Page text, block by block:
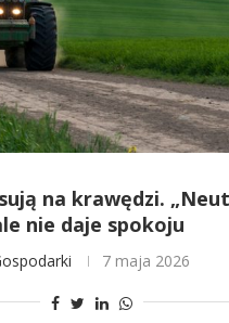
na krawędzi.
nie daje spokoju
7 maja 2026